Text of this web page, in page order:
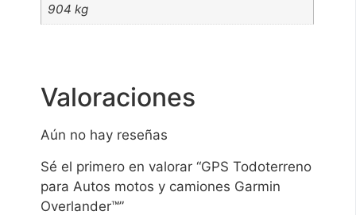
904 kg
Valoraciones
Aún no hay reseñas
Sé el primero en valorar “GPS Todoterreno
para Autos motos y camiones Garmin
Overlander™”